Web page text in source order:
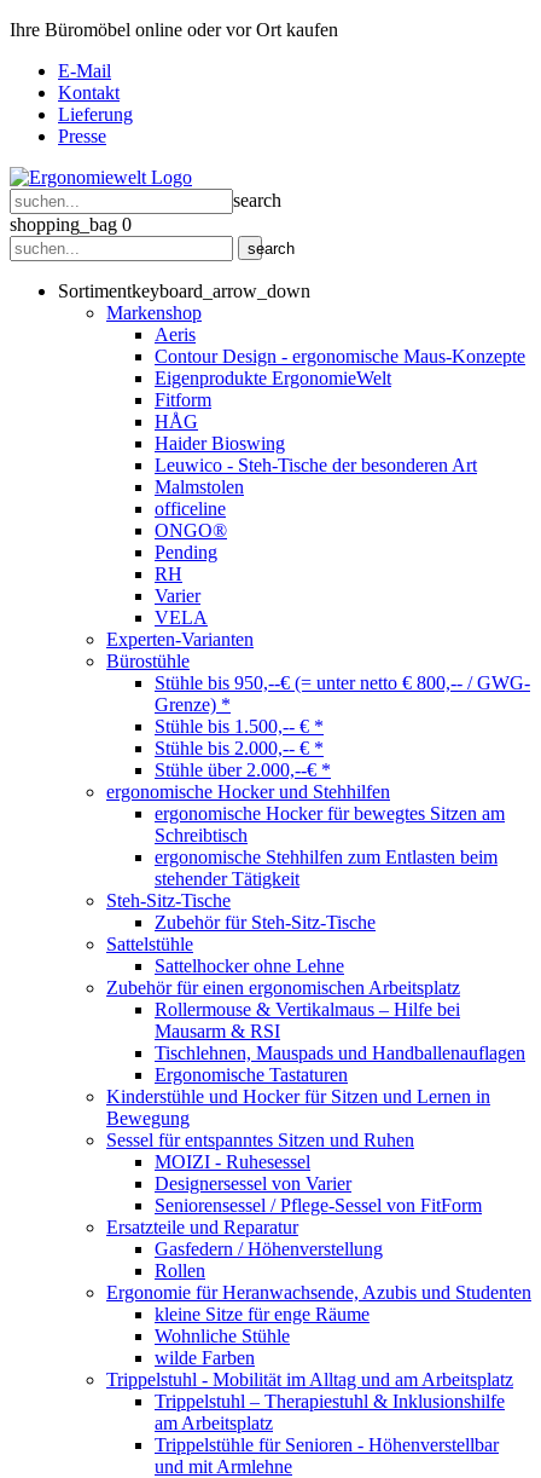
Ihre Büromöbel online oder vor Ort kaufen
E-Mail
Kontakt
Lieferung
Presse
search
shopping_bag 0
search
Sortimentkeyboard_arrow_down
Markenshop
Aeris
Contour Design - ergonomische Maus-Konzepte
Eigenprodukte ErgonomieWelt
Fitform
HÅG
Haider Bioswing
Leuwico - Steh-Tische der besonderen Art
Malmstolen
officeline
ONGO®
Pending
RH
Varier
VELA
Experten-Varianten
Bürostühle
Stühle bis 950,--€ (= unter netto € 800,-- / GWG-
Grenze) *
Stühle bis 1.500,-- € *
Stühle bis 2.000,-- € *
Stühle über 2.000,--€ *
ergonomische Hocker und Stehhilfen
ergonomische Hocker für bewegtes Sitzen am
Schreibtisch
ergonomische Stehhilfen zum Entlasten beim
stehender Tätigkeit
Steh-Sitz-Tische
Zubehör für Steh-Sitz-Tische
Sattelstühle
Sattelhocker ohne Lehne
Zubehör für einen ergonomischen Arbeitsplatz
Rollermouse & Vertikalmaus – Hilfe bei
Mausarm & RSI
Tischlehnen, Mauspads und Handballenauflagen
Ergonomische Tastaturen
Kinderstühle und Hocker für Sitzen und Lernen in
Bewegung
Sessel für entspanntes Sitzen und Ruhen
MOIZI - Ruhesessel
Designersessel von Varier
Seniorensessel / Pflege-Sessel von FitForm
Ersatzteile und Reparatur
Gasfedern / Höhenverstellung
Rollen
Ergonomie für Heranwachsende, Azubis und Studenten
kleine Sitze für enge Räume
Wohnliche Stühle
wilde Farben
Trippelstuhl - Mobilität im Alltag und am Arbeitsplatz
Trippelstuhl – Therapiestuhl & Inklusionshilfe
am Arbeitsplatz
Trippelstühle für Senioren - Höhenverstellbar
und mit Armlehne